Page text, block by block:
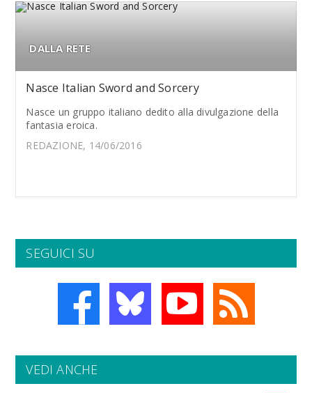
DALLA RETE
Nasce Italian Sword and Sorcery
Nasce un gruppo italiano dedito alla divulgazione della
fantasia eroica.
REDAZIONE, 14/06/2016
SEGUICI SU
VEDI ANCHE